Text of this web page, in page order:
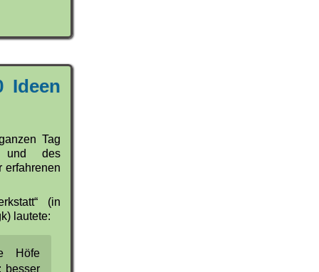
Ideen
Tag
und des
erfahrenen
(in
lautete:
Höfe
besser